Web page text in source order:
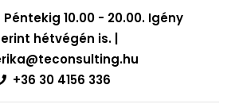
10.00 - 20.00. Igény
hétvégén is. |
+36 30 4156 336